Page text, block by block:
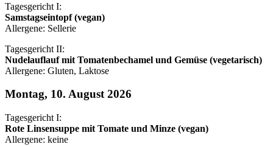
Tagesgericht I:
Samstagseintopf (vegan)
Allergene: Sellerie
Tagesgericht II:
Nudelauflauf mit Tomatenbechamel und Gemüse (vegetarisch)
Allergene: Gluten, Laktose
Montag, 10. August 2026
Tagesgericht I:
Rote Linsensuppe mit Tomate und Minze (vegan)
Allergene: keine